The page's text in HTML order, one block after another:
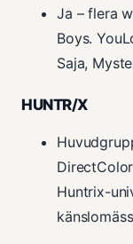
Ja – flera
Boys.
Saja,
HUNTR/X
Huntrix-